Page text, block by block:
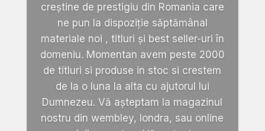
creștine de prestigiu din Romania care
ne pun la dispoziție săptămânal
materiale noi , titluri și best seller-uri în
domeniu. Momentan avem peste 2000
de titluri si produse in stoc si crestem
de la o luna la alta cu ajutorul lui
Dumnezeu. Vă așteptam la magazinul
nostru din wembley, londra, sau online